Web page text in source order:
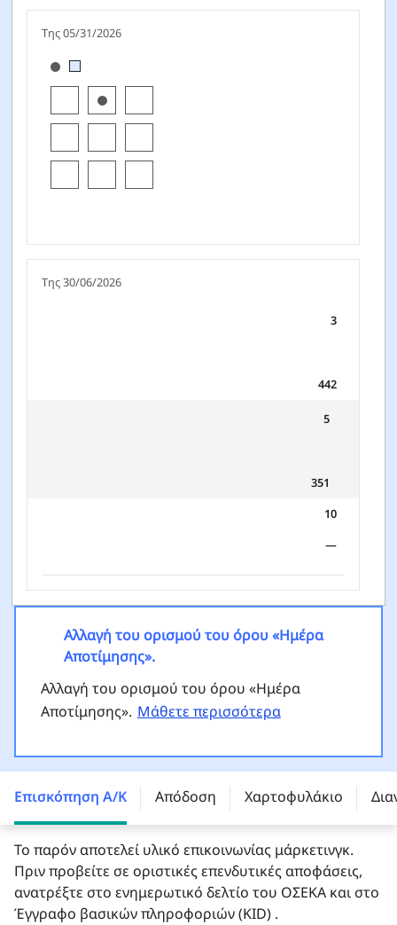
Της 05/31/2026
[products.morningstar-stylebox-title-sr-equity]
Της 30/06/2026
3
442
5
351
10
—
Αλλαγή του ορισμού του όρου «Ημέρα
Αποτίμησης».
Αλλαγή του ορισμού του όρου «Ημέρα
Αποτίμησης». Μάθετε περισσότερα
USD - LU2585238145
Επισκόπηση Α/Κ Απόδοση Χαρτοφυλάκιο
Το παρόν αποτελεί υλικό επικοινωνίας μάρκετινγκ.
Πριν προβείτε σε οριστικές επενδυτικές αποφάσεις,
ανατρέξτε στο ενημερωτικό δελτίο του ΟΣΕΚΑ και στο
Έγγραφο βασικών πληροφοριών (KID) .